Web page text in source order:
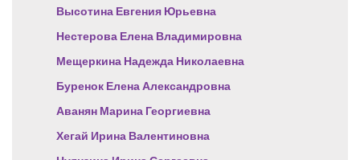
Высотина Евгения Юрьевна
Нестерова Елена Владимировна
Мещеркина Надежда Николаевна
Буренок Елена Александровна
Аванян Марина Георгиевна
Хегай Ирина Валентиновна